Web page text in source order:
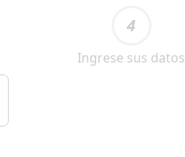
4
Ingrese sus datos